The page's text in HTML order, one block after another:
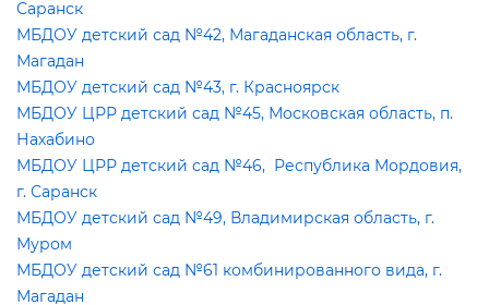
Саранск
МБДОУ детский сад №42, Магаданская область, г.
Магадан
МБДОУ детский сад №43, г. Красноярск
МБДОУ ЦРР детский сад №45, Московская область, п.
Нахабино
МБДОУ ЦРР детский сад №46, Республика Мордовия,
. Саранск
МБДОУ детский сад №49, Владимирская область, г.
Муром
МБДОУ детский сад №61 комбинированного вида, г.
Магадан